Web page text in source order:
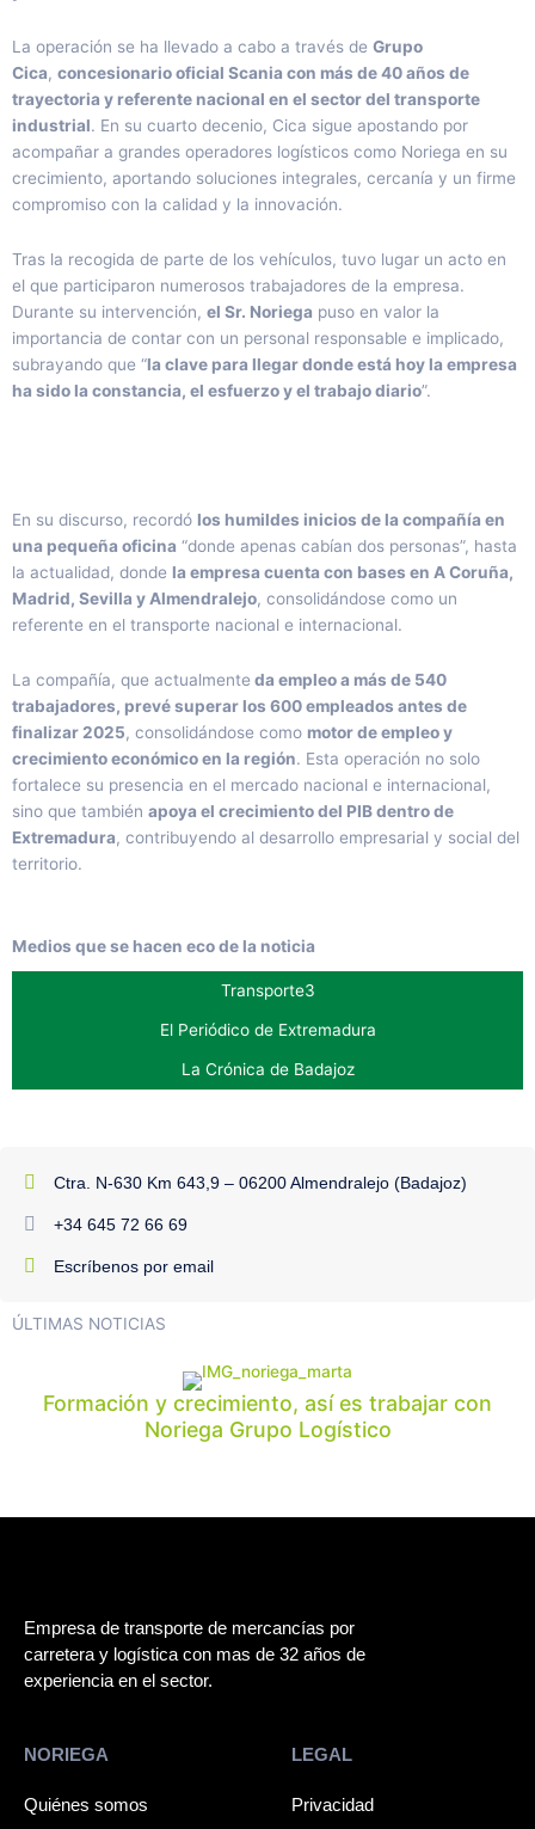
La operación se ha llevado a cabo a través de Grupo
Cica, concesionario oficial Scania con más de 40 años de
trayectoria y referente nacional en el sector del transporte
industrial. En su cuarto decenio, Cica sigue apostando por
acompañar a grandes operadores logísticos como Noriega en su
crecimiento, aportando soluciones integrales, cercanía y un firme
compromiso con la calidad y la innovación.
Tras la recogida de parte de los vehículos, tuvo lugar un acto en
el que participaron numerosos trabajadores de la empresa.
Durante su intervención, el Sr. Noriega puso en valor la
importancia de contar con un personal responsable e implicado,
subrayando que “la clave para llegar donde está hoy la empresa
ha sido la constancia, el esfuerzo y el trabajo diario”.
En su discurso, recordó los humildes inicios de la compañía en
una pequeña oficina “donde apenas cabían dos personas”, hasta
la actualidad, donde la empresa cuenta con bases en A Coruña,
Madrid, Sevilla y Almendralejo, consolidándose como un
referente en el transporte nacional e internacional.
La compañía, que actualmente da empleo a más de 540
trabajadores, prevé superar los 600 empleados antes de
finalizar 2025, consolidándose como motor de empleo y
crecimiento económico en la región. Esta operación no solo
fortalece su presencia en el mercado nacional e internacional,
sino que también apoya el crecimiento del PIB dentro de
Extremadura, contribuyendo al desarrollo empresarial y social del
territorio.
Medios que se hacen eco de la noticia
Transporte3
El Periódico de Extremadura
La Crónica de Badajoz
Ctra. N-630 Km 643,9 – 06200 Almendralejo (Badajoz)
+34 645 72 66 69
Escríbenos por email
ÚLTIMAS NOTICIAS
Formación y crecimiento, así es trabajar con
Noriega Grupo Logístico
Empresa de transporte de mercancías por
carretera y logística con mas de 32 años de
experiencia en el sector.
NORIEGA
Quiénes somos
LEGAL
Privacidad